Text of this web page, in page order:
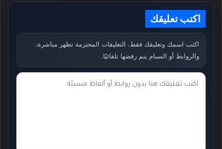
اكتب تعليقك
اكتب اسمك وتعليقك فقط. التعليقات المحترمة تظهر مباشرة،
والروابط أو السبام يتم رفضها تلقائيًا.
ت